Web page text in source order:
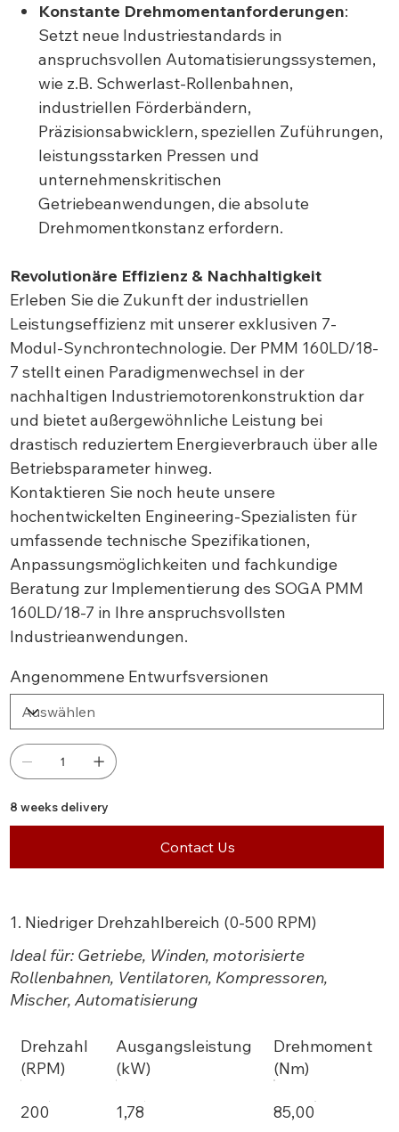
Konstante Drehmomentanforderungen:
Setzt neue Industriestandards in
anspruchsvollen Automatisierungssystemen,
wie z.B. Schwerlast-Rollenbahnen,
industriellen Förderbändern,
Präzisionsabwicklern, speziellen Zuführungen,
leistungsstarken Pressen und
unternehmenskritischen
Getriebeanwendungen, die absolute
Drehmomentkonstanz erfordern.
Revolutionäre Effizienz & Nachhaltigkeit
Erleben Sie die Zukunft der industriellen
Leistungseffizienz mit unserer exklusiven 7-
Modul-Synchrontechnologie. Der PMM 160LD/18-
7 stellt einen Paradigmenwechsel in der
nachhaltigen Industriemotorenkonstruktion dar
und bietet außergewöhnliche Leistung bei
drastisch reduziertem Energieverbrauch über alle
Betriebsparameter hinweg.
Kontaktieren Sie noch heute unsere
hochentwickelten Engineering-Spezialisten für
umfassende technische Spezifikationen,
Anpassungsmöglichkeiten und fachkundige
Beratung zur Implementierung des SOGA PMM
160LD/18-7 in Ihre anspruchsvollsten
Industrieanwendungen.
Angenommene Entwurfsversionen
8 weeks delivery
Contact Us
1. Niedriger Drehzahlbereich (0-500 RPM)
Ideal für: Getriebe, Winden, motorisierte
Rollenbahnen, Ventilatoren, Kompressoren,
Mischer, Automatisierung
Drehzahl
(RPM)
Ausgangsleistung
(kW)
Drehmoment
(Nm)
200 1,78 85,00